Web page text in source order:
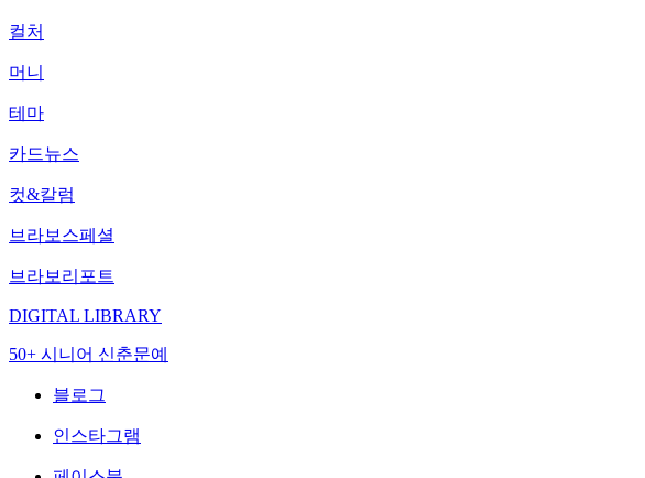
컬처
머니
테마
카드뉴스
컷&칼럼
브라보스페셜
브라보리포트
DIGITAL LIBRARY
50+ 시니어 신춘문예
블로그
인스타그램